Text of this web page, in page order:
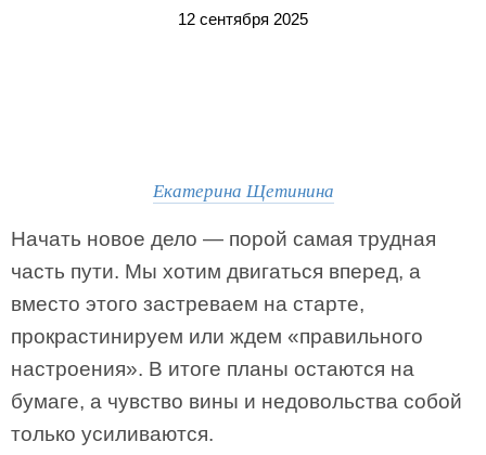
12 сентября 2025
Екатерина Щетинина
Начать новое дело — порой самая трудная
часть пути. Мы хотим двигаться вперед, а
вместо этого застреваем на старте,
прокрастинируем или ждем «правильного
настроения». В итоге планы остаются на
бумаге, а чувство вины и недовольства собой
только усиливаются.